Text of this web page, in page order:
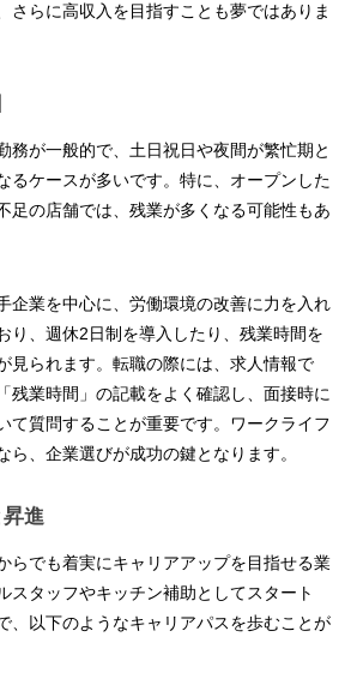
さらに高収入を目指すことも夢ではありま
務が一般的で、土日祝日や夜間が繁忙期と
るケースが多いです。特に、オープンした
足の店舗では、残業が多くなる可能性もあ
企業を中心に、労働環境の改善に力を入れ
り、週休2日制を導入したり、残業時間を
見られます。転職の際には、求人情報で
残業時間」の記載をよく確認し、面接時に
て質問することが重要です。ワークライフ
ら、企業選びが成功の鍵となります。
進
らでも着実にキャリアアップを目指せる業
スタッフやキッチン補助としてスタート
、以下のようなキャリアパスを歩むことが